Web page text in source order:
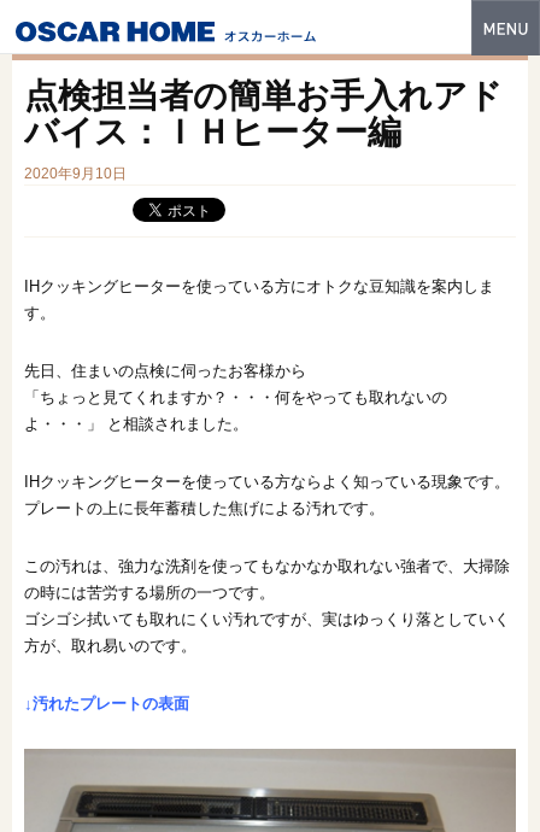
特長
イベント・モデルハウス
フォトギャラリー
販売中の物件
スマートセレクト
オンライン相談会
点検担当者の簡単お手入れアド
バイス：ＩＨヒーター編
2020年9月10日
IHクッキングヒーターを使っている方にオトクな豆知識を案内しま
す。
先日、住まいの点検に伺ったお客様から
「ちょっと見てくれますか？・・・何をやっても取れないの
よ・・・」 と相談されました。
IHクッキングヒーターを使っている方ならよく知っている現象です。
プレートの上に長年蓄積した焦げによる汚れです。
この汚れは、強力な洗剤を使ってもなかなか取れない強者で、大掃除
の時には苦労する場所の一つです。
ゴシゴシ拭いても取れにくい汚れですが、実はゆっくり落としていく
方が、取れ易いのです。
↓汚れたプレートの表面